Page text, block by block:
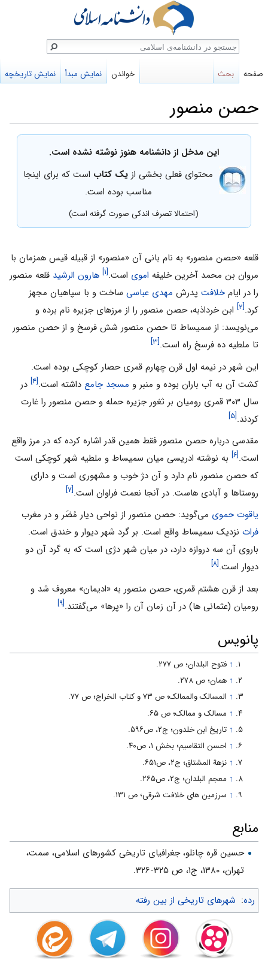
حصن منصور
پرش
ناوبری
پرش
جستجو
این مدخل از دانشنامه هنوز نوشته نشده است.
محتوای فعلی بخشی از یک کتاب است که برای اینجا
مناسب بوده است.
(احتمالا تصرف اندکی صورت گرفته است)
قلعه «حصن منصور» به نام بانى آن «منصور» از قبیله قیس همزمان با
مروان بن محمد آخرین خلیفه اموى است.[۱] هارون الرشید قلعه منصور
را در ایامخلافت پدرش مهدى عباسی ساخت و با سپاهیان مجهز
کرد.[۲]
ابن خرداذبه، حصن منصور را از مرزهاى جزیره نام برده و
مى‌نویسد: از سمیساط تا حصن منصور شش فرسخ و از حصن منصور
تا ملطیه ده فرسخ راه است.[۳]
این شهر در نیمه اول قرن چهارم قمرى حصار کوچکى بوده است.
کشت آن به آب باران بوده و منبر و مسجد جامع داشته است.[۴]
در
سال ۳۰۳ قمری رومیان بر ثغور جزیره حمله و حصن منصور را غارت
کردند.[۵]
مقدسى درباره حصن منصور فقط همین ‌قدر اشاره کرده که در مرز واقع
است.[۶]
به نوشته ادریسى میان سمیساط و ملطیه شهر کوچکى است
که حصن منصور نام دارد و آن دژ خوب و مشهورى است و داراى
روستاها و آبادی هاست. در آنجا نعمت فراوان است.[۷]
یاقوت حموی مى‌گوید: حصن منصور از نواحى دیار مُضَر و در مغرب
فرات نزدیک سمیساط واقع است. بر گرد شهر دیوار و خندق است.
باروى آن سه دروازه دارد، در میان شهر دژى است که به گرد آن دو
دیوار است.[۸]
بعد از قرن هشتم قمرى، حصن منصور به «ادیمان» معروف شد و
رومیان (عثمانی ها) در آن زمان آن را «پرها» مى‌گفتند.[۹]
پانویس
↑ فتوح البلدان؛ ص ۲۷۷.
↑ همان؛ ص ۲۷۸.
↑ المسالک والممالک؛ ص ۷۳ و کتاب الخراج؛ ص ۷۷.
↑ مسالک و ممالک؛ ص ۶۵.
↑ تاریخ ابن خلدون؛ ج۲، ص۵۹۶.
↑ احسن التقاسیم؛ بخش ۱، ص۴۰.
↑ نزهة المشتاق؛ ج۲، ص۶۵۱.
↑ معجم البلدان؛ ج۲، ص۲۶۵.
↑ سرزمین هاى خلافت شرقى؛ ص ۱۳۱.
منابع
حسین قره چانلو، جغرافیاى تاریخى کشورهاى اسلامى، سمت،
تهران، ۱۳۸۰، ج‌۱، ص ۳۲۵-۳۲۶.
رده: شهرهای تاریخی از بین رفته
صفحه بحث خواندن نمایش مبدأ نمایش تاریخچه
جستجو